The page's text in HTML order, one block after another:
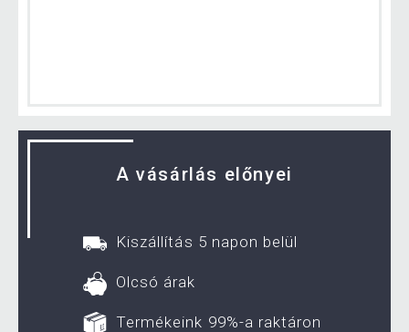
A vásárlás előnyei
Kiszállítás 5 napon belül
Olcsó árak
Termékeink 99%-a raktáron